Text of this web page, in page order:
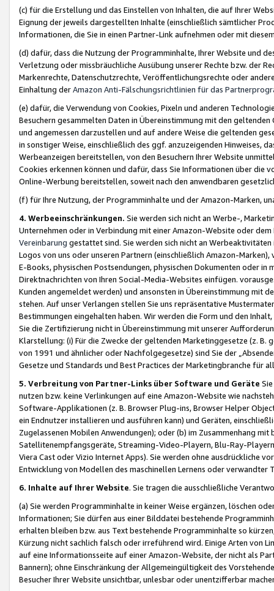
(c) für die Erstellung und das Einstellen von Inhalten, die auf Ihrer
Eignung der jeweils dargestellten Inhalte (einschließlich sämtlicher
Informationen, die Sie in einen Partner-Link aufnehmen oder mit
(d) dafür, dass die Nutzung der Programminhalte, Ihrer Website und
Verletzung oder missbräuchliche Ausübung unserer Rechte bzw. der
Markenrechte, Datenschutzrechte, Veröffentlichungsrechte oder
Einhaltung derAmazon Anti-Fälschungsrichtlinien für das
(e) dafür, die Verwendung von Cookies, Pixeln und anderen
Besuchern gesammelten Daten in Übereinstimmung mit den
und angemessen darzustellen und auf andere Weise die geltenden
in sonstiger Weise, einschließlich des ggf. anzuzeigenden Hinweises,
Werbeanzeigen bereitstellen, von den Besuchern Ihrer Website
Cookies erkennen können und dafür, dass Sie Informationen über die
Online-Werbung bereitstellen, soweit nach den anwendbaren
(f) für Ihre Nutzung, der Programminhalte und der Amazon-Marken,
4. Werbeeinschränkungen. Sie werden sich nicht an Werbe-,
Unternehmen oder in Verbindung mit einer Amazon-Website oder
Vereinbarung gestattet sind. Sie werden sich nicht an
Logos von uns oder unseren Partnern (einschließlich Amazon-
E-Books, physischen Postsendungen, physischen Dokumenten oder in
Direktnachrichten von Ihren Social-Media-Websites einfügen.
Kunden angemeldet werden) und ansonsten in Übereinstimmung mit
stehen. Auf unser Verlangen stellen Sie uns repräsentative
Bestimmungen eingehalten haben. Wir werden die Form und den
Sie die Zertifizierung nicht in Übereinstimmung mit unserer
Klarstellung: (i) Für die Zwecke der geltenden Marketinggesetze (z. B.
von 1991 und ähnlicher oder Nachfolgegesetze) sind Sie der
Gesetze und Standards und Best Practices der Marketingbranche für
5. Verbreitung von Partner-Links über Software und Geräte
nutzen bzw. keine Verlinkungen auf eine Amazon-Website wie
Software-Applikationen (z. B. Browser Plug-ins, Browser Helper
ein Endnutzer installieren und ausführen kann) und Geräten,
Zugelassenen Mobilen Anwendungen); oder (b) im Zusammenhang
Satellitenempfangsgeräte, Streaming-Video-Playern, Blu-Ray-
Viera Cast oder Vizio Internet Apps). Sie werden ohne ausdrückliche
Entwicklung von Modellen des maschinellen Lernens oder
6. Inhalte auf Ihrer Website. Sie tragen die ausschließliche
(a) Sie werden Programminhalte in keiner Weise ergänzen, löschen
Informationen; Sie dürfen aus einer Bilddatei bestehende
erhalten bleiben bzw. aus Text bestehende Programminhalte so
Kürzung nicht sachlich falsch oder irreführend wird. Einige Arten von
auf eine Informationsseite auf einer Amazon-Website, der nicht als
Bannern); ohne Einschränkung der Allgemeingültigkeit des
Besucher Ihrer Website unsichtbar, unlesbar oder unentzifferbar